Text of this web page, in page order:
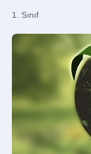
1. Sınıf